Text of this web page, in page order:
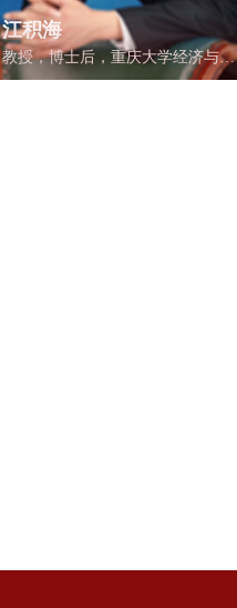
江积海
教授，博士后，重庆大学经济与工
商管理学院。毕业于上海交通大学